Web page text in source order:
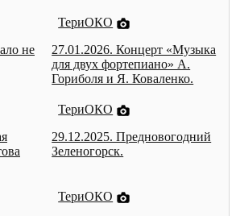
не
ТериОКО
27.01.2026. Концерт «Музыка
для двух фортепиано» А.
Гориболя и Я. Коваленко.
ТериОКО
29.12.2025. Предновогодний
Зеленогорск.
ТериОКО